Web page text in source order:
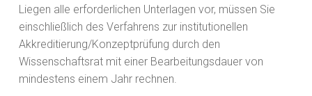
Liegen alle erforderlichen Unterlagen vor, müssen Sie
einschließlich des Verfahrens zur institutionellen
Akkreditierung/Konzeptprüfung durch den
Wissenschaftsrat mit einer Bearbeitungsdauer von
mindestens einem Jahr rechnen.